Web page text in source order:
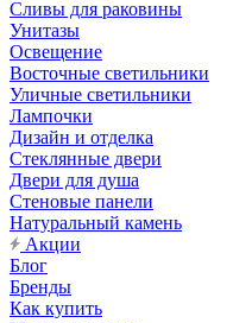
Сливы для раковины
Унитазы
Освещение
Восточные светильники
Уличные светильники
Лампочки
Дизайн и отделка
Стеклянные двери
Двери для душа
Стеновые панели
Натуральный камень
Акции
Блог
Бренды
Как купить